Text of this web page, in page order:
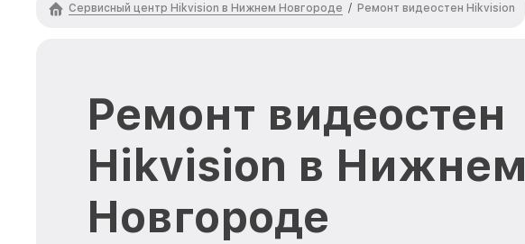
Сервисный центр Hikvision в Нижнем Новгороде / Ремонт видеостен Hikvision
Ремонт видеостен
Hikvision в Нижнем
Новгороде